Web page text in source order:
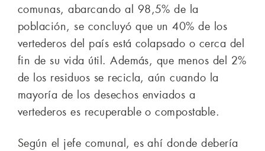
comunas, abarcando al 98,5% de la
población, se concluyó que un 40% de los
vertederos del país está colapsado o cerca del
fin de su vida útil. Además, que menos del 2%
de los residuos se recicla, aún cuando la
mayoría de los desechos enviados a
vertederos es recuperable o compostable.
Según el jefe comunal, es ahí donde debería